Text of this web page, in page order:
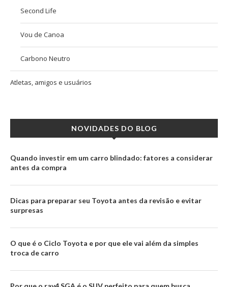
Second Life
Vou de Canoa
Carbono Neutro
Atletas, amigos e usuários
NOVIDADES DO BLOG
Quando investir em um carro blindado: fatores a considerar
antes da compra
Dicas para preparar seu Toyota antes da revisão e evitar
surpresas
O que é o Ciclo Toyota e por que ele vai além da simples
troca de carro